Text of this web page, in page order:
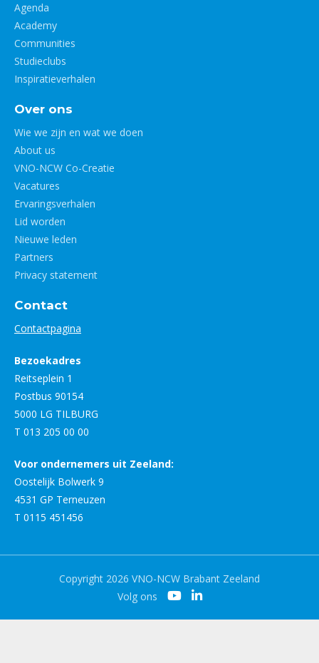
Agenda
Academy
Communities
Studieclubs
Inspiratieverhalen
Over ons
Wie we zijn en wat we doen
About us
VNO-NCW Co-Creatie
Vacatures
Ervaringsverhalen
Lid worden
Nieuwe leden
Partners
Privacy statement
Contact
Contactpagina
Bezoekadres
Reitseplein 1
Postbus 90154
5000 LG TILBURG
T 013 205 00 00
Voor ondernemers uit Zeeland:
Oostelijk Bolwerk 9
4531 GP Terneuzen
T 0115 451456
Copyright 2026 VNO-NCW Brabant Zeeland
Volg ons